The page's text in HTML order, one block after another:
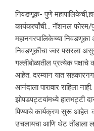
निवडणूक- पुणे
कार्यकर्त्यांची… नॅशनल
महानगरपालिकेच्या
निवडणूकीचा ज्वर पसरला
गल्लीबोळातील प्रत्येक
आहेत. दरम्यान यात सहकारनगर
आनंदाला पारावार राहिला
झोपडपट्टयांमध्ये हातभट्टी
पिण्याचे कार्यक्रम सुरू आहेत.
उचलायचा आणि थेट तोंडाला